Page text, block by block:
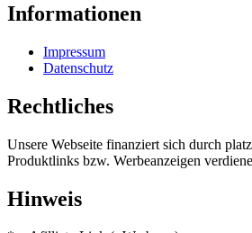
Informationen
Impressum
Datenschutz
Rechtliches
Unsere Webseite finanziert sich durch
Produktlinks bzw. Werbeanzeigen
Hinweis